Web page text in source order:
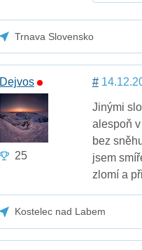
Trnava Slovensko
Dejvos
25
#
Jinými
alespoň
bez
jsem
zlomí a
Kostelec nad Labem